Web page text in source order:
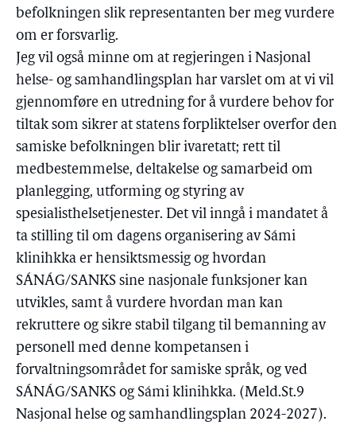
befolkningen slik representanten ber meg vurdere
om er forsvarlig.
Jeg vil også minne om at regjeringen i Nasjonal
helse- og samhandlingsplan har varslet om at vi vil
gjennomføre en utredning for å vurdere behov for
tiltak som sikrer at statens forpliktelser overfor den
samiske befolkningen blir ivaretatt; rett til
medbestemmelse, deltakelse og samarbeid om
planlegging, utforming og styring av
spesialisthelsetjenester. Det vil inngå i mandatet å
ta stilling til om dagens organisering av Sámi
klinihkka er hensiktsmessig og hvordan
SÁNÁG/SANKS sine nasjonale funksjoner kan
utvikles, samt å vurdere hvordan man kan
rekruttere og sikre stabil tilgang til bemanning av
personell med denne kompetansen i
forvaltningsområdet for samiske språk, og ved
SÁNÁG/SANKS og Sámi klinihkka. (Meld.St.9
Nasjonal helse og samhandlingsplan 2024-2027).